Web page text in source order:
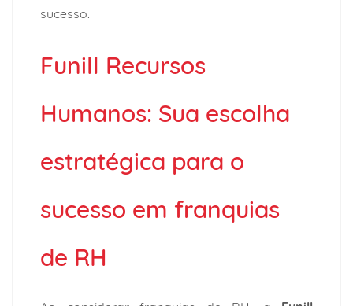
sucesso.
Funill Recursos
Humanos: Sua escolha
estratégica para o
sucesso em franquias
de RH